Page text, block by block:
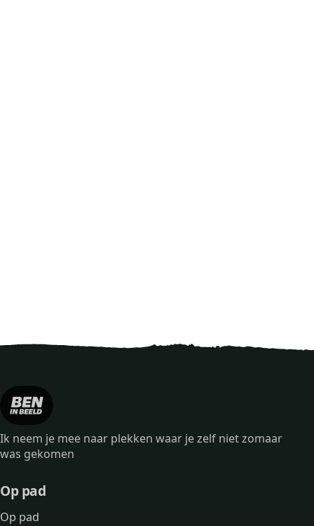
Ik neem je mee naar plekken waar je zelf niet zomaar
was gekomen
Op pad
Op pad